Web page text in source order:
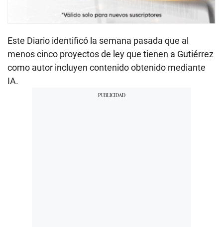
Este Diario identificó la semana pasada que al
menos cinco proyectos de ley que tienen a Gutiérrez
como autor incluyen contenido obtenido mediante
IA.